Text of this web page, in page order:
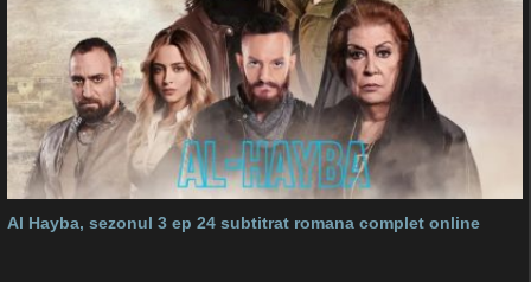
Al Hayba, sezonul 3 ep 24 subtitrat romana complet online